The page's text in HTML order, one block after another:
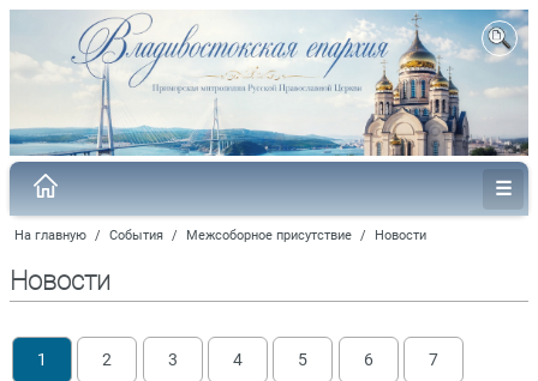
На главную / События / Межсоборное присутствие / Новости
Новости
1 2 3 4 5 6 7